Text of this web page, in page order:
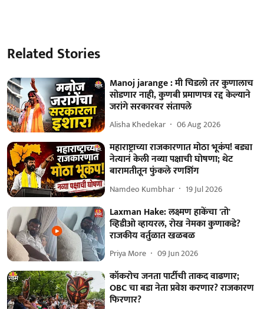
Related Stories
Manoj jarange : मी चिडलो तर कुणालाच
सोडणार नाही, कुणबी प्रमाणपत्र रद्द केल्याने
जरांगे सरकारवर संतापले
Alisha Khedekar 06 Aug 2026
महाराष्ट्राच्या राजकारणात मोठा भूकंप! बड्या
नेत्यानं केली नव्या पक्षाची घोषणा; थेट
बारामतीतून फुंकले रणशिंग
Namdeo Kumbhar 19 Jul 2026
Laxman Hake: लक्ष्मण हाकेंचा 'तो'
व्हिडीओ व्हायरल, रोख नेमका कुणाकडे?
राजकीय वर्तुळात खळबळ
Priya More 09 Jun 2026
कॉकरोच जनता पार्टीची ताकद वाढणार;
OBC चा बडा नेता प्रवेश करणार? राजकारण
फिरणार?